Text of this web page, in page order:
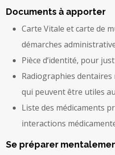
Documents à apporter
Carte Vitale et carte de
démarches
Pièce d’identité, pour
Radiographies
qui peuvent être utiles
Liste des médicaments
interactions
Se préparer